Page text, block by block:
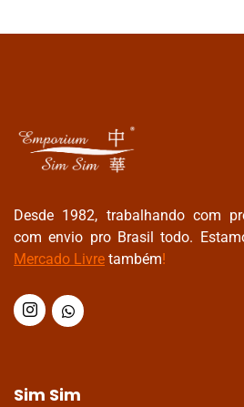
Desde 1982, trabalhando com
com envio pro Brasil todo.
Mercado Livre também!
Sim Sim